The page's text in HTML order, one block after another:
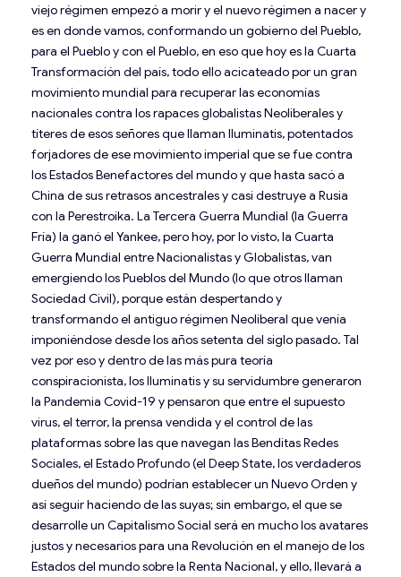
viejo régimen empezó a morir y el nuevo régimen a nacer y
es en donde vamos, conformando un gobierno del Pueblo,
para el Pueblo y con el Pueblo, en eso que hoy es la Cuarta
Transformación del país, todo ello acicateado por un gran
movimiento mundial para recuperar las economías
nacionales contra los rapaces globalistas Neoliberales y
títeres de esos señores que llaman Iluminatis, potentados
forjadores de ese movimiento imperial que se fue contra
los Estados Benefactores del mundo y que hasta sacó a
China de sus retrasos ancestrales y casi destruye a Rusia
con la Perestroika. La Tercera Guerra Mundial (la Guerra
Fría) la ganó el Yankee, pero hoy, por lo visto, la Cuarta
Guerra Mundial entre Nacionalistas y Globalistas, van
emergiendo los Pueblos del Mundo (lo que otros llaman
Sociedad Civil), porque están despertando y
transformando el antiguo régimen Neoliberal que venía
imponiéndose desde los años setenta del siglo pasado. Tal
vez por eso y dentro de las más pura teoría
conspiracionista, los Iluminatis y su servidumbre generaron
la Pandemia Covid-19 y pensaron que entre el supuesto
virus, el terror, la prensa vendida y el control de las
plataformas sobre las que navegan las Benditas Redes
Sociales, el Estado Profundo (el Deep State, los verdaderos
dueños del mundo) podrían establecer un Nuevo Orden y
así seguir haciendo de las suyas; sin embargo, el que se
desarrolle un Capitalismo Social será en mucho los avatares
justos y necesarios para una Revolución en el manejo de los
Estados del mundo sobre la Renta Nacional, y ello, llevará a